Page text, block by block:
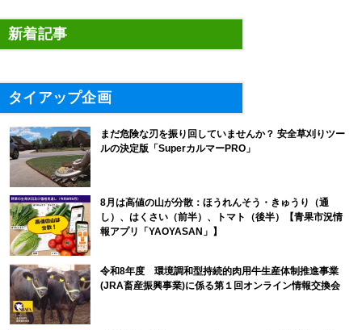
新着記事
タイアップ企画
まだ危険な刃を振り回していませんか？ 安全草刈りツー
ルの決定版「SuperカルマーPRO」
8月は高値の山が分散：ほうれんそう・きゅうり（通
し）、はくさい（前半）、トマト（後半）【青果市況情
報アプリ「YAOYASAN」】
令和8年度 環境調和型持続的肉用牛生産体制推進事業
(JRA畜産振興事業)に係る第１回オンライン情報交換会